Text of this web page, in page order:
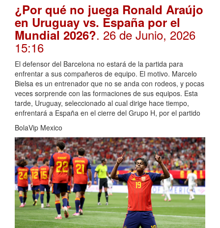
¿Por qué no juega Ronald Araújo
en Uruguay vs. España por el
Mundial 2026?. 26 de Junio, 2026
15:16
El defensor del Barcelona no estará de la partida para
enfrentar a sus compañeros de equipo. El motivo. Marcelo
Bielsa es un entrenador que no se anda con rodeos, y pocas
veces sorprende con las formaciones de sus equipos. Esta
tarde, Uruguay, seleccionado al cual dirige hace tiempo,
enfrentará a España en el cierre del Grupo H, por el partido
BolaVip Mexico